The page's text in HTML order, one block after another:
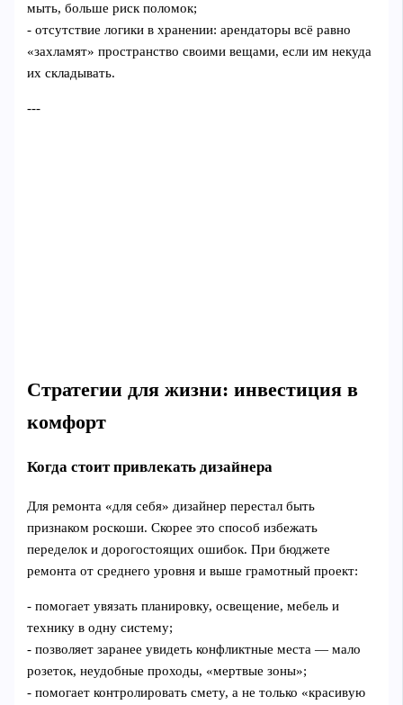
мыть, больше риск поломок;
- отсутствие логики в хранении: арендаторы всё равно
«захламят» пространство своими вещами, если им некуда
их складывать.
---
Стратегии для жизни: инвестиция в
комфорт
Когда стоит привлекать дизайнера
Для ремонта «для себя» дизайнер перестал быть
признаком роскоши. Скорее это способ избежать
переделок и дорогостоящих ошибок. При бюджете
ремонта от среднего уровня и выше грамотный проект:
- помогает увязать планировку, освещение, мебель и
технику в одну систему;
- позволяет заранее увидеть конфликтные места — мало
розеток, неудобные проходы, «мертвые зоны»;
- помогает контролировать смету, а не только «красивую